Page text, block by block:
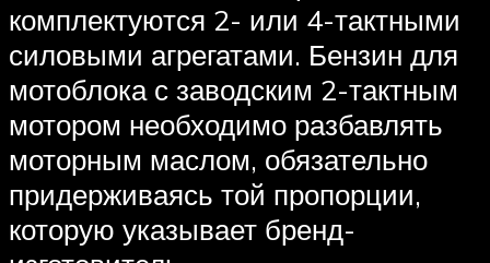
комплектуются 2- или 4-тактными
силовыми агрегатами. Бензин для
мотоблока с заводским 2-тактным
мотором необходимо разбавлять
моторным маслом, обязательно
придерживаясь той пропорции,
которую указывает бренд-